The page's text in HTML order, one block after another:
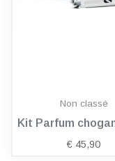
Non classé
Kit Parfum
€ 45,90